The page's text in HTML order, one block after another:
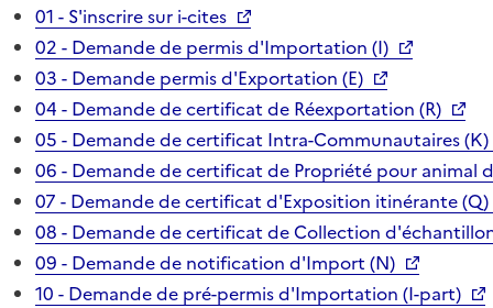
01 - S'inscrire sur i-cites
02 - Demande de permis d'Importation (I)
03 - Demande permis d'Exportation (E)
04 - Demande de certificat de Réexportation (R)
05 - Demande de certificat Intra-Communautaires (K)
06 - Demande de certificat de Propriété pour animal
07 - Demande de certificat d'Exposition itinérante (Q)
08 - Demande de certificat de Collection
09 - Demande de notification d'Import (N)
10 - Demande de pré-permis d'Importation (I-part)